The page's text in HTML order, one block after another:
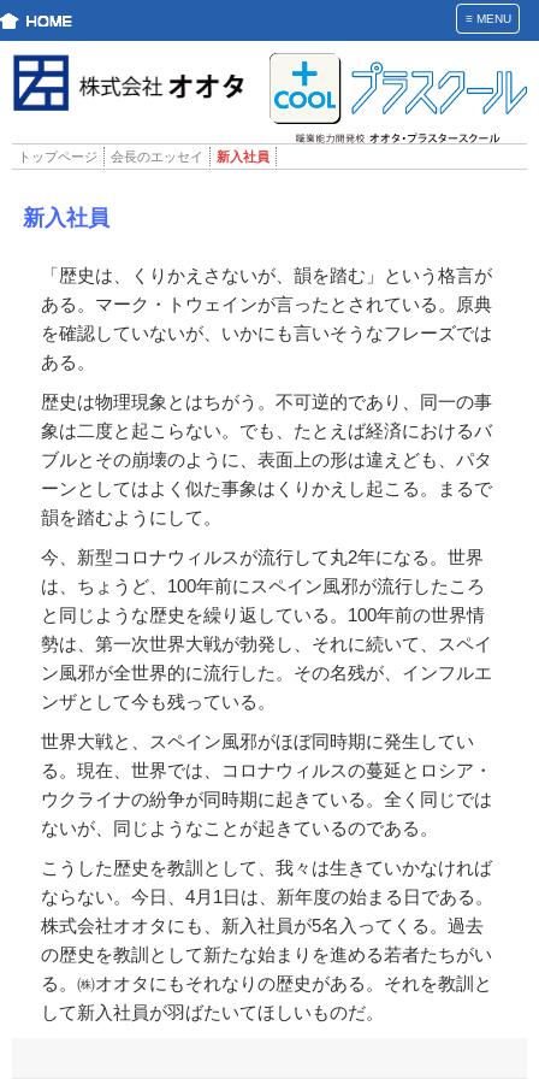
≡MENU
トップページ 会長のエッセイ 新入社員
新入社員
「歴史は、くりかえさないが、韻を踏む」という格言が
ある。マーク・トウェインが言ったとされている。原典
を確認していないが、いかにも言いそうなフレーズでは
ある。
歴史は物理現象とはちがう。不可逆的であり、同一の事
象は二度と起こらない。でも、たとえば経済におけるバ
ブルとその崩壊のように、表面上の形は違えども、パタ
ーンとしてはよく似た事象はくりかえし起こる。まるで
韻を踏むようにして。
今、新型コロナウィルスが流行して丸2年になる。世界
は、ちょうど、100年前にスペイン風邪が流行したころ
と同じような歴史を繰り返している。100年前の世界情
勢は、第一次世界大戦が勃発し、それに続いて、スペイ
ン風邪が全世界的に流行した。その名残が、インフルエ
ンザとして今も残っている。
世界大戦と、スペイン風邪がほぼ同時期に発生してい
る。現在、世界では、コロナウィルスの蔓延とロシア・
ウクライナの紛争が同時期に起きている。全く同じでは
ないが、同じようなことが起きているのである。
こうした歴史を教訓として、我々は生きていかなければ
ならない。今日、4月1日は、新年度の始まる日である。
株式会社オオタにも、新入社員が5名入ってくる。過去
の歴史を教訓として新たな始まりを進める若者たちがい
る。㈱オオタにもそれなりの歴史がある。それを教訓と
して新入社員が羽ばたいてほしいものだ。